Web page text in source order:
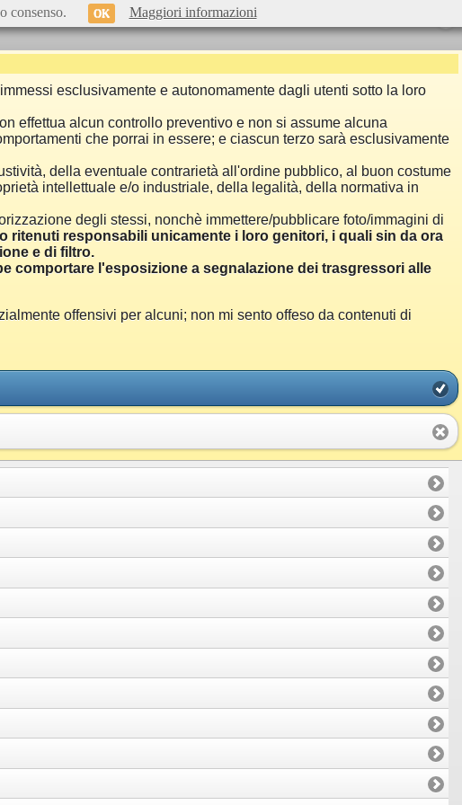
esclusivamente e autonomamente dagli utenti sotto la loro
effettua alcun controllo preventivo e non si assume alcuna
che porrai in essere; e ciascun terzo sarà esclusivamente
della eventuale contrarietà all'ordine pubblico, al buon costume
intellettuale e/o industriale, della legalità, della normativa in
degli stessi, nonchè immettere/pubblicare foto/immagini di
ritenuti responsabili unicamente i loro genitori, i quali sin da ora
e di filtro.
comportare l'esposizione a segnalazione dei trasgressori alle
offensivi per alcuni; non mi sento offeso da contenuti di
consenso. OK Maggiori informazioni